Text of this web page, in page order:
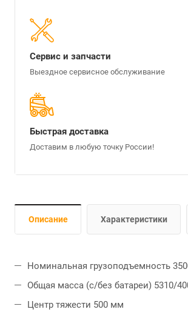
Сервис и запчасти
Выездное сервисное обслуживание
Быстрая доставка
Доставим в любую точку России!
Описание Характеристики
Номинальная грузоподъемность
Общая масса (с/без батареи) 5310/
Центр тяжести 500 мм